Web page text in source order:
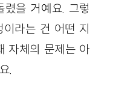
을 거예요. 그렇
라는 건 어떤 지
자체의 문제는 아
.